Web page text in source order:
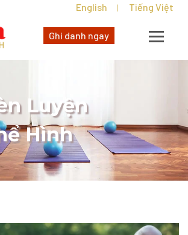
English | Tiếng Việt
Ghi danh ngay
Luyện
Hình